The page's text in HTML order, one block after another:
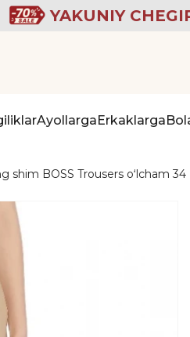
YAKUNIY
AyollargaErkaklarga
shim BOSS Trousers oʻlcham 34